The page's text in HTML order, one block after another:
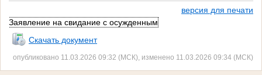
версия для печати
Заявление на свидание с осужденным
Скачать документ
опубликовано 11.03.2026 09:32 (МСК), изменено 11.03.2026 09:34 (МСК)